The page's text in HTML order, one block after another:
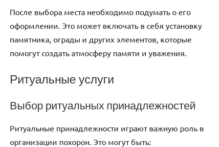
После выбора места необходимо подумать о его
оформлении. Это может включать в себя установку
памятника, ограды и других элементов, которые
помогут создать атмосферу памяти и уважения.
Ритуальные услуги
Выбор ритуальных принадлежностей
Ритуальные принадлежности играют важную роль в
организации похорон. Это могут быть: